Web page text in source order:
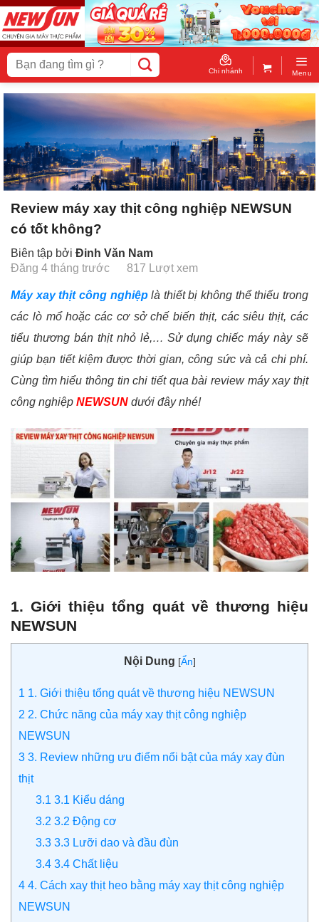
Skip
to
content
Tìm
kiếm:
Chi nhánh Menu
Review máy xay thịt công nghiệp NEWSUN
có tốt không?
Biên tập bởi Đinh Văn Nam
Đăng 4 tháng trước
817 Lượt xem
Máy xay thịt công nghiệplà thiết bị không thể thiếu trong
các lò mổ hoặc các cơ sở chế biến thịt, các siêu thịt, các
tiểu thương bán thịt nhỏ lẻ,… Sử dụng chiếc máy này sẽ
giúp bạn tiết kiệm được thời gian, công sức và cả chi phí.
Cùng tìm hiểu thông tin chi tiết qua bài review máy xay thịt
công nghiệp NEWSUN dưới đây nhé!
1. Giới thiệu tổng quát về thương hiệu
NEWSUN
Nội Dung [Ẩn]
1 1. Giới thiệu tổng quát về thương hiệu NEWSUN
2 2. Chức năng của máy xay thịt công nghiệp
NEWSUN
3 3. Review những ưu điểm nổi bật của máy xay đùn
thịt
3.1 3.1 Kiểu dáng
3.2 3.2 Động cơ
3.3 3.3 Lưỡi dao và đầu đùn
3.4 3.4 Chất liệu
4 4. Cách xay thịt heo bằng máy xay thịt công nghiệp
NEWSUN